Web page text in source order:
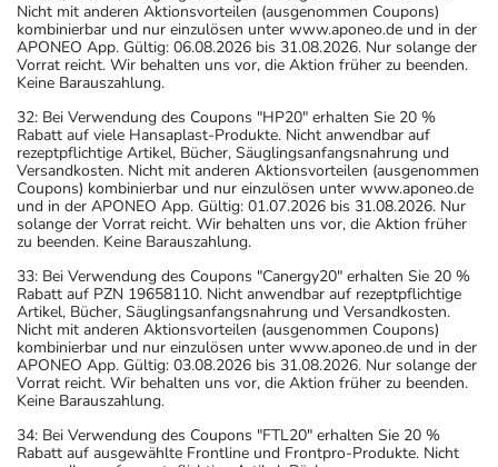
Nicht mit anderen Aktionsvorteilen (ausgenommen Coupons)
kombinierbar und nur einzulösen unter www.aponeo.de und in der
APONEO App. Gültig: 06.08.2026 bis 31.08.2026. Nur solange der
Vorrat reicht. Wir behalten uns vor, die Aktion früher zu beenden.
Keine Barauszahlung.
32: Bei Verwendung des Coupons "HP20" erhalten Sie 20 %
Rabatt auf viele Hansaplast-Produkte. Nicht anwendbar auf
rezeptpflichtige Artikel, Bücher, Säuglingsanfangsnahrung und
Versandkosten. Nicht mit anderen Aktionsvorteilen (ausgenommen
Coupons) kombinierbar und nur einzulösen unter www.aponeo.de
und in der APONEO App. Gültig: 01.07.2026 bis 31.08.2026. Nur
solange der Vorrat reicht. Wir behalten uns vor, die Aktion früher
zu beenden. Keine Barauszahlung.
33: Bei Verwendung des Coupons "Canergy20" erhalten Sie 20 %
Rabatt auf PZN 19658110. Nicht anwendbar auf rezeptpflichtige
Artikel, Bücher, Säuglingsanfangsnahrung und Versandkosten.
Nicht mit anderen Aktionsvorteilen (ausgenommen Coupons)
kombinierbar und nur einzulösen unter www.aponeo.de und in der
APONEO App. Gültig: 03.08.2026 bis 31.08.2026. Nur solange der
Vorrat reicht. Wir behalten uns vor, die Aktion früher zu beenden.
Keine Barauszahlung.
34: Bei Verwendung des Coupons "FTL20" erhalten Sie 20 %
Rabatt auf ausgewählte Frontline und Frontpro-Produkte. Nicht